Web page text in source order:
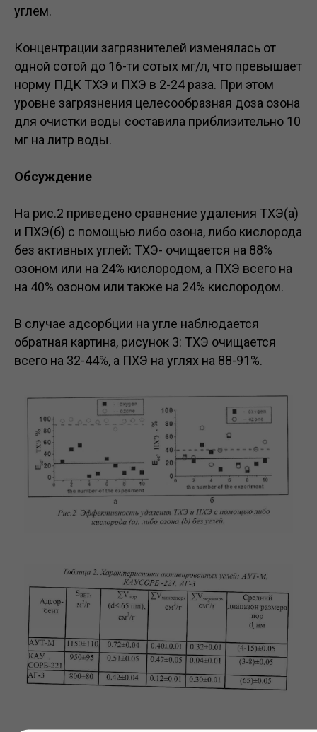
углем.
Концентрации загрязнителей изменялась от
одной сотой до 16-ти сотых мг/л, что превышает
норму ПДК ТХЭ и ПХЭ в 2-24 раза. При этом
уровне загрязнения целесообразная доза озона
для очистки воды составила приблизительно 10
мг на литр воды.
Обсуждение
На рис.2 приведено сравнение удаления ТХЭ(а)
и ПХЭ(б) с помощью либо озона, либо кислорода
без активных углей: ТХЭ- очищается на 88%
озоном или на 24% кислородом, а ПХЭ всего на
на 40% озоном или также на 24% кислородом.
В случае адсорбции на угле наблюдается
обратная картина, рисунок 3: ТХЭ очищается
всего на 32-44%, а ПХЭ на углях на 88-91%.